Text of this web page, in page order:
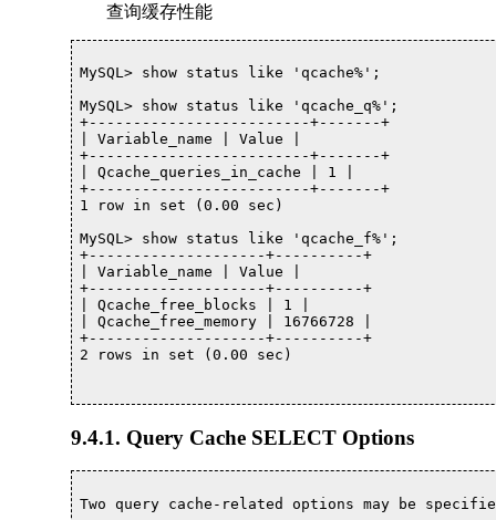
查询缓存性能
MySQL> show status like 'qcache%';
MySQL> show status like 'qcache_q%';
+-------------------------+-------+
| Variable_name | Value |
+-------------------------+-------+
| Qcache_queries_in_cache | 1 |
+-------------------------+-------+
1 row in set (0.00 sec)
MySQL> show status like 'qcache_f%';
+--------------------+----------+
| Variable_name | Value |
+--------------------+----------+
| Qcache_free_blocks | 1 |
| Qcache_free_memory | 16766728 |
+--------------------+----------+
2 rows in set (0.00 sec)
9.4.1. Query Cache SELECT Options
Two query cache-related options may be